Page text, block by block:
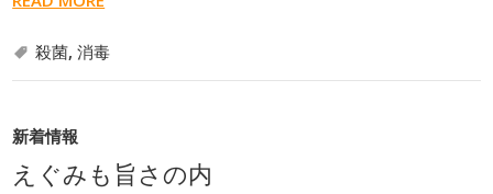
殺菌,消毒
新着情報
えぐみも旨さの内